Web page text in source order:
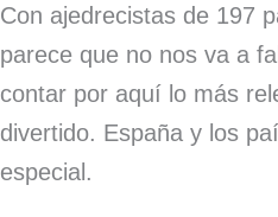
o
o
k
d
I
A
p
l
Con ajedrecistas de 197
parece que no nos va a
contar por aquí lo más
divertido. España y los
especial.